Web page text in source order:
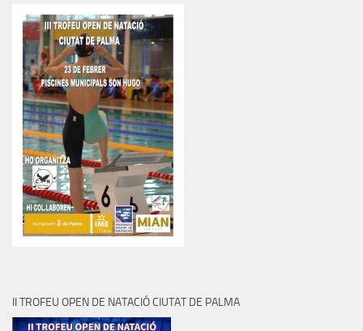
II TROFEU OPEN DE NATACIÓ CIUTAT DE PALMA